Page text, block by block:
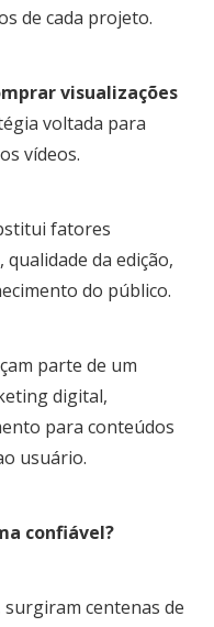
de cada projeto.
visualizações
voltada para
vídeos.
fatores
da edição,
do público.
parte de um
digital,
para conteúdos
usuário.
confiável?
centenas de